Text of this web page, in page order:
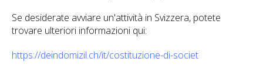
Se desiderate avviare un'attività in Svizzera, potete
trovare ulteriori informazioni qui:
https://deindomizil.ch/it/costituzione-di-societ